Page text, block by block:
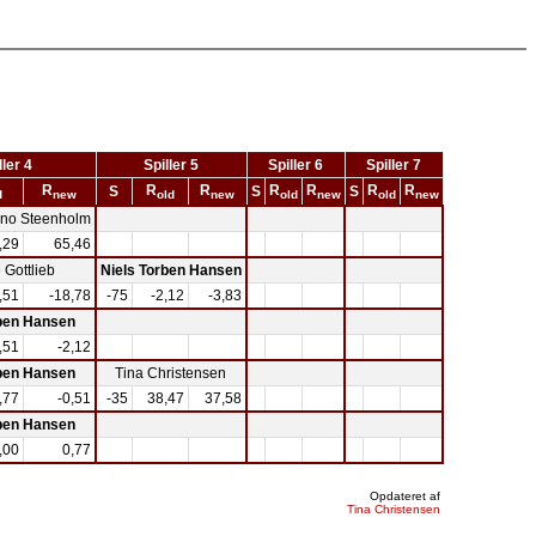
4 Spiller 5 Spiller 6 Spiller 7
Rnew S Rold Rnew S Rold Rnew S Rold Rnew
Steenholm
65,46
Gottlieb
Niels Torben Hansen
-18,78 -75 -2,12
-3,83
Hansen
-2,12
Hansen
Tina Christensen
-0,51 -35 38,47
37,58
Hansen
0,77
Opdateret af
Tina Christensen